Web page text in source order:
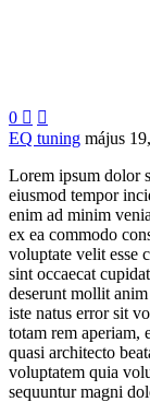
0  
EQ tuning május
Lorem ipsum dolor
eiusmod tempor
enim ad minim
ex ea commodo
voluptate velit esse
sint occaecat
deserunt mollit
iste natus error sit
totam rem aperiam,
quasi architecto
voluptatem quia
sequuntur magni